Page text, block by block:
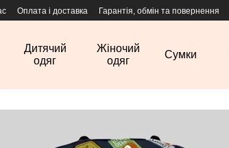
Оплата і доставка Гарантія, обмін та повернення
Дитячий
одяг
Жіночий
одяг
Сумки